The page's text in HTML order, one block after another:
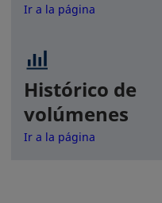
Ir a la página
Histórico de
volúmenes
Ir a la página